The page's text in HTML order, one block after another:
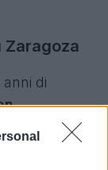
Zaragoza
di
ore